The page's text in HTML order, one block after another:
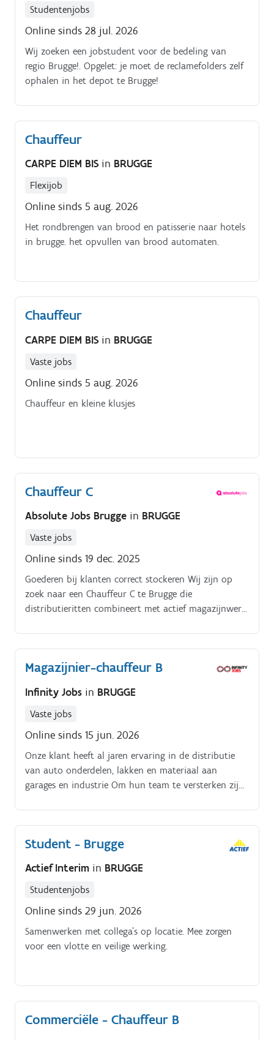
Studentenjobs
Online sinds 28 jul. 2026
Wij zoeken een jobstudent voor de bedeling van
regio Brugge!. Opgelet: je moet de reclamefolders zelf
ophalen in het depot te Brugge!
Chauffeur
CARPE DIEM BIS in BRUGGE
Flexijob
Online sinds 5 aug. 2026
Het rondbrengen van brood en patisserie naar hotels
in brugge. het opvullen van brood automaten.
Chauffeur
CARPE DIEM BIS in BRUGGE
Vaste jobs
Online sinds 5 aug. 2026
Chauffeur en kleine klusjes
Chauffeur C
Absolute Jobs Brugge in BRUGGE
Vaste jobs
Online sinds 19 dec. 2025
Goederen bij klanten correct stockeren Wij zijn op
zoek naar een Chauffeur C te Brugge die
distributieritten combineert met actief magazijnwerk.
job.
Magazijnier-chauffeur B
Infinity Jobs in BRUGGE
Vaste jobs
Online sinds 15 jun. 2026
Onze klant heeft al jaren ervaring in de distributie
van auto onderdelen, lakken en materiaal aan
garages en industrie Om hun team te versterken zijn
als volgende taken:. Je bent verantwoordelijk voor
het aanleveren van de bestellingen aan de klanten
Goed en veilig laden en lossen van jouw voertuig Je
Onderhouden van jouw voertuig Helpen in het
magazijn nadat je jouw route hebt afgewerkt
Student - Brugge
Actief Interim in BRUGGE
Studentenjobs
Online sinds 29 jun. 2026
Samenwerken met collega's op locatie. Mee zorgen
voor een vlotte en veilige werking.
Commerciële - Chauffeur B